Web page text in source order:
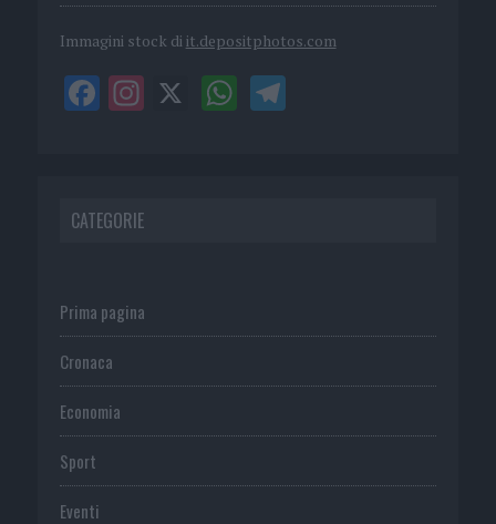
Immagini stock di it.depositphotos.com
CATEGORIE
Prima pagina
Cronaca
Economia
Sport
Eventi